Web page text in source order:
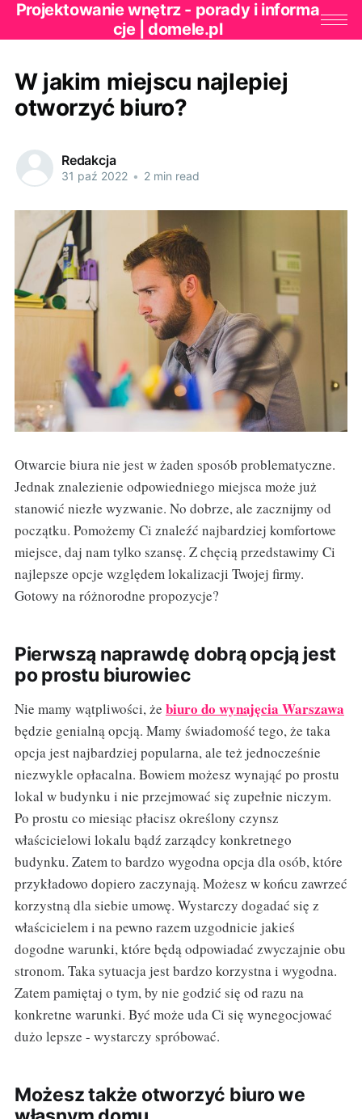
Projektowanie wnętrz - porady i informa
cje | domele.pl
W jakim miejscu najlepiej
otworzyć biuro?
Redakcja
31 paź 2022 • 2 min read
Otwarcie biura nie jest w żaden sposób problematyczne.
Jednak znalezienie odpowiedniego miejsca może już
stanowić niezłe wyzwanie. No dobrze, ale zacznijmy od
początku. Pomożemy Ci znaleźć najbardziej komfortowe
miejsce, daj nam tylko szansę. Z chęcią przedstawimy Ci
najlepsze opcje względem lokalizacji Twojej firmy.
Gotowy na różnorodne propozycje?
Pierwszą naprawdę dobrą opcją jest
po prostu biurowiec
Nie mamy wątpliwości, że biuro do wynajęcia Warszawa
będzie genialną opcją. Mamy świadomość tego, że taka
opcja jest najbardziej popularna, ale też jednocześnie
niezwykle opłacalna. Bowiem możesz wynająć po prostu
lokal w budynku i nie przejmować się zupełnie niczym.
Po prostu co miesiąc płacisz określony czynsz
właścicielowi lokalu bądź zarządcy konkretnego
budynku. Zatem to bardzo wygodna opcja dla osób, które
przykładowo dopiero zaczynają. Możesz w końcu zawrzeć
korzystną dla siebie umowę. Wystarczy dogadać się z
właścicielem i na pewno razem uzgodnicie jakieś
dogodne warunki, które będą odpowiadać zwyczajnie obu
stronom. Taka sytuacja jest bardzo korzystna i wygodna.
Zatem pamiętaj o tym, by nie godzić się od razu na
konkretne warunki. Być może uda Ci się wynegocjować
dużo lepsze - wystarczy spróbować.
Możesz także otworzyć biuro we